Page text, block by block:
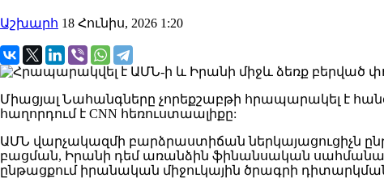
Աշխարհ 18 Հունիս, 2026 1:20
Միացյալ Նահանգները չորեքշաբթի հրապարակել է
հաղորդում է CNN հեռուստաալիքը:
ԱՄՆ վարչակազմի բարձրաստիճան ներկայացուցիչն
բացման, Իրանի դեմ առանձին ֆինանսական
ընթացքում իրանական միջուկային ծրագրի